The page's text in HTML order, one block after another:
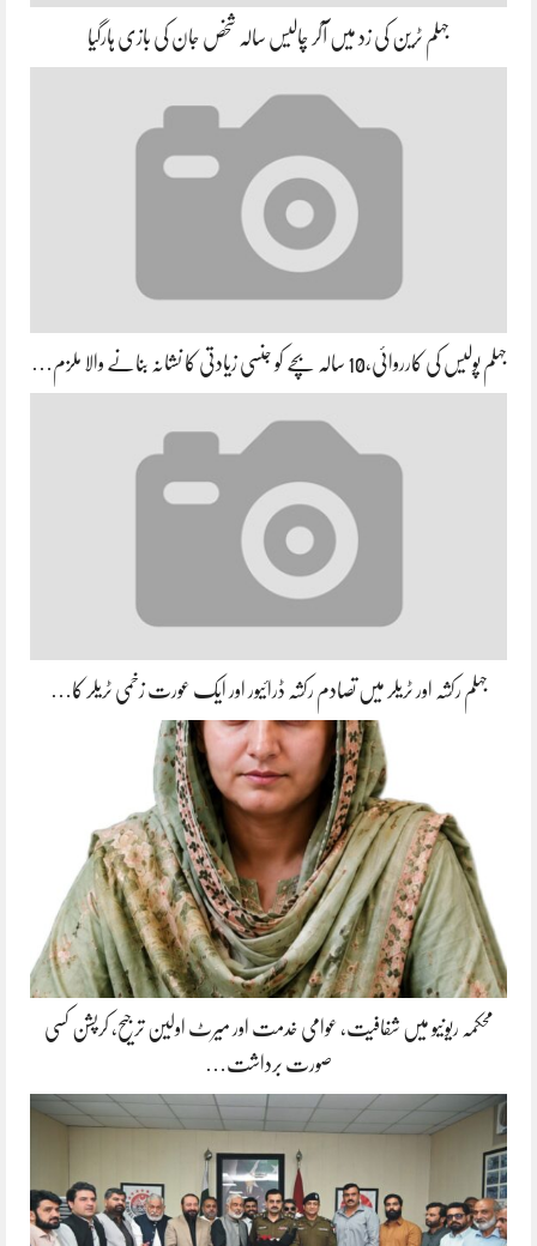
جہلم ٹرین کی زد میں آکر چالیس سالہ شخص جان کی بازی ہارگیا
جہلم پولیس کی کارروائی،10 سالہ بچے کو جنسی زیادتی کا نشانہ بنانے والا ملزم…
جہلم رکشہ اور ٹریلر میں تصادم رکشہ ڈرائیور اور ایک عورت زخمی ٹریلر کا…
محکمہ ریونیو میں شفافیت، عوامی خدمت اور میرٹ اولین ترجیح، کرپشن کسی
صورت برداشت…